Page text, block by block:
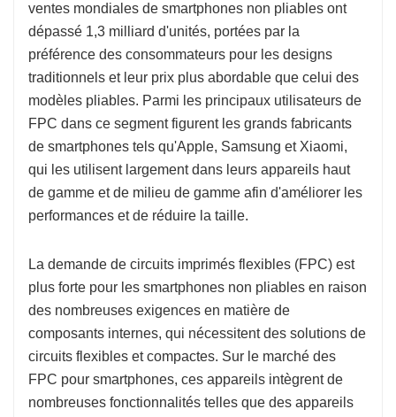
ventes mondiales de smartphones non pliables ont
dépassé 1,3 milliard d'unités, portées par la
préférence des consommateurs pour les designs
traditionnels et leur prix plus abordable que celui des
modèles pliables. Parmi les principaux utilisateurs de
FPC dans ce segment figurent les grands fabricants
de smartphones tels qu'Apple, Samsung et Xiaomi,
qui les utilisent largement dans leurs appareils haut
de gamme et de milieu de gamme afin d'améliorer les
performances et de réduire la taille.
La demande de circuits imprimés flexibles (FPC) est
plus forte pour les smartphones non pliables en raison
des nombreuses exigences en matière de
composants internes, qui nécessitent des solutions de
circuits flexibles et compactes. Sur le marché des
FPC pour smartphones, ces appareils intègrent de
nombreuses fonctionnalités telles que des appareils